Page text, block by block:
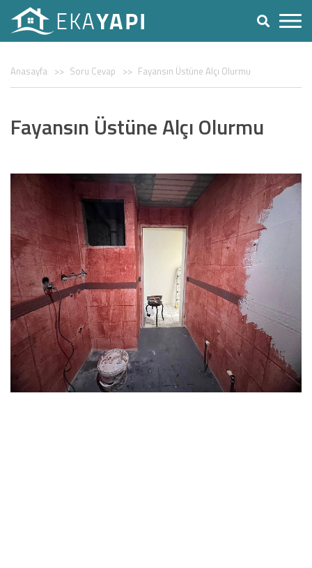
Anasayfa Soru Cevap Fayansın Üstüne Alçı Olurmu
Fayansın Üstüne Alçı Olurmu